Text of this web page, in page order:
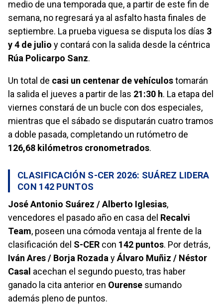
medio de una temporada que, a partir de este fin de
semana, no regresará ya al asfalto hasta finales de
septiembre. La prueba viguesa se disputa los días 3
y 4 de julio y contará con la salida desde la céntrica
Rúa Policarpo Sanz.
Un total de casi un centenar de vehículostomarán
la salida el jueves a partir de las 21:30 h. La etapa del
viernes constará de un bucle con dos especiales,
mientras que el sábado se disputarán cuatro tramos
a doble pasada, completando un rutómetro de
126,68 kilómetros cronometrados.
CLASIFICACIÓN S-CER 2026: SUÁREZ LIDERA
CON 142 PUNTOS
José Antonio Suárez / Alberto Iglesias,
vencedores el pasado año en casa del Recalvi
Team, poseen una cómoda ventaja al frente de la
clasificación del S-CER con 142 puntos. Por detrás,
Iván Ares / Borja Rozada yÁlvaro Muñiz / Néstor
Casal acechan el segundo puesto, tras haber
ganado la cita anterior en Ourense sumando
además pleno de puntos.